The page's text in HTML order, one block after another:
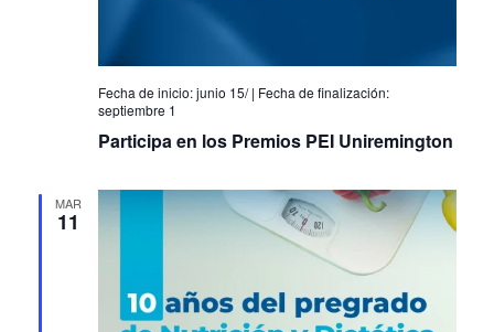
Participa en los Premios PEI Uniremington
junio 15/
septiembre 1
MAR
11